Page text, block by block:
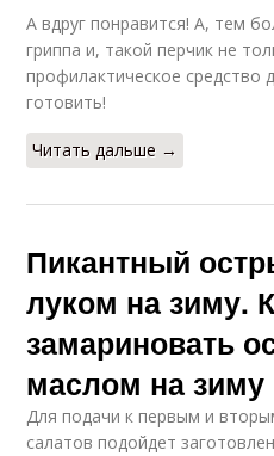
А вдруг понравится! А, тем
гриппа и, такой перчик не
профилактическое средство
готовить!
Читать дальше →
Пикантный
луком на зиму.
замариновать
маслом на зиму
Для подачи к первым и
салатов подойдет